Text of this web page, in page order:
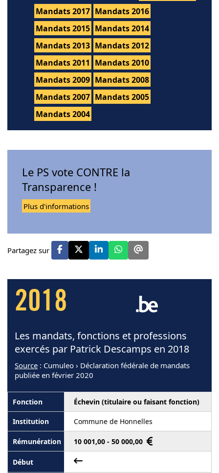
Mandats 2017 Mandats 2016
Mandats 2015 Mandats 2014
Mandats 2013 Mandats 2012
Mandats 2011 Mandats 2010
Mandats 2009 Mandats 2008
Mandats 2007 Mandats 2005
Mandats 2004
Le PS vote CONTRE la
Transparence !
Plus d'informations
Partagez sur
2018
Les mandats, fonctions et professions
exercés par Patrick Descamps en 2018
Source : Cumuleo › Déclaration fédérale de mandats
publiée en février 2020
Échevin (titulaire ou faisant fonction)
Commune de Honnelles
10 001,00 - 50 000,00